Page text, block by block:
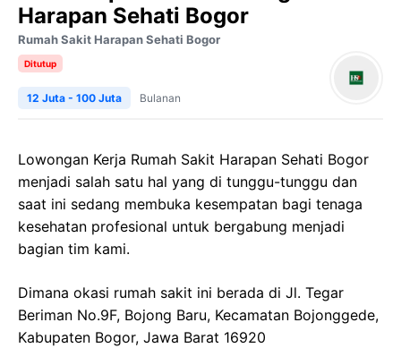
Harapan Sehati Bogor
Rumah Sakit Harapan Sehati Bogor
Ditutup
12 Juta - 100 Juta Bulanan
Lowongan Kerja Rumah Sakit Harapan Sehati Bogor
menjadi salah satu hal yang di tunggu-tunggu dan
saat ini sedang membuka kesempatan bagi tenaga
kesehatan profesional untuk bergabung menjadi
bagian tim kami.
Dimana okasi rumah sakit ini berada di Jl. Tegar
Beriman No.9F, Bojong Baru, Kecamatan Bojonggede,
Kabupaten Bogor, Jawa Barat 16920